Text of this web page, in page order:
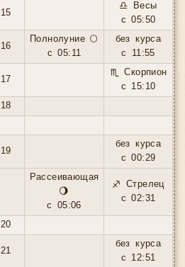
15
♎ Весы
с 05:50
16
Полнолуние 🌕
с 05:11
без курса
с 11:55
17
♏ Скорпион
с 15:10
18
19
без курса
с 00:29
Рассеивающая
🌖
с 05:06
♐ Стрелец
с 02:31
20
21
без курса
с 12:51